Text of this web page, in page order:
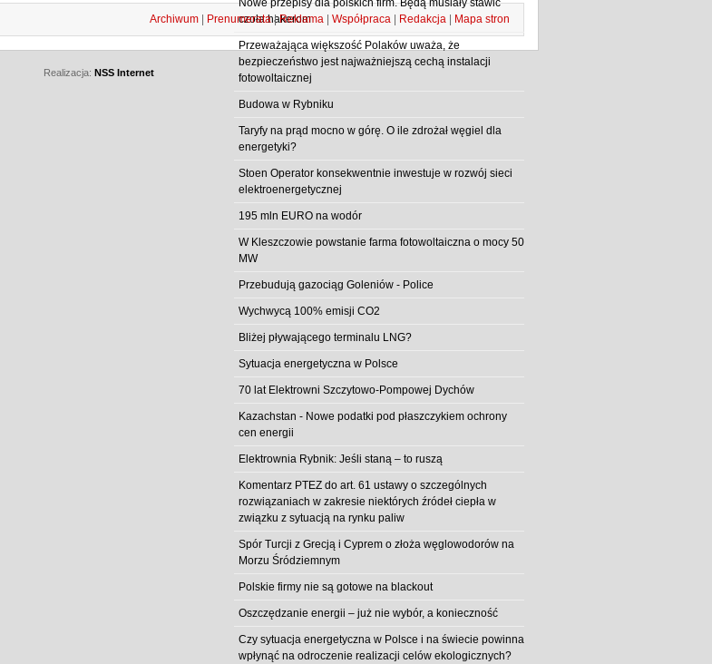
Nowe przepisy dla polskich firm. Będą musiały stawić
czoła hakerom
Przeważająca większość Polaków uważa, że
bezpieczeństwo jest najważniejszą cechą instalacji
fotowoltaicznej
Budowa w Rybniku
Taryfy na prąd mocno w górę. O ile zdrożał węgiel dla
energetyki?
Stoen Operator konsekwentnie inwestuje w rozwój sieci
elektroenergetycznej
195 mln EURO na wodór
W Kleszczowie powstanie farma fotowoltaiczna o mocy 50
MW
Przebudują gazociąg Goleniów - Police
Wychwycą 100% emisji CO2
Bliżej pływającego terminalu LNG?
Sytuacja energetyczna w Polsce
70 lat Elektrowni Szczytowo-Pompowej Dychów
Kazachstan - Nowe podatki pod płaszczykiem ochrony
cen energii
Elektrownia Rybnik: Jeśli staną – to ruszą
Komentarz PTEZ do art. 61 ustawy o szczególnych
rozwiązaniach w zakresie niektórych źródeł ciepła w
związku z sytuacją na rynku paliw
Spór Turcji z Grecją i Cyprem o złoża węglowodorów na
Morzu Śródziemnym
Polskie firmy nie są gotowe na blackout
Oszczędzanie energii – już nie wybór, a konieczność
Czy sytuacja energetyczna w Polsce i na świecie powinna
wpłynąć na odroczenie realizacji celów ekologicznych?
Archiwum | Prenumerata|Reklama | Współpraca | Redakcja | Mapa stron
Realizacja: NSS Internet